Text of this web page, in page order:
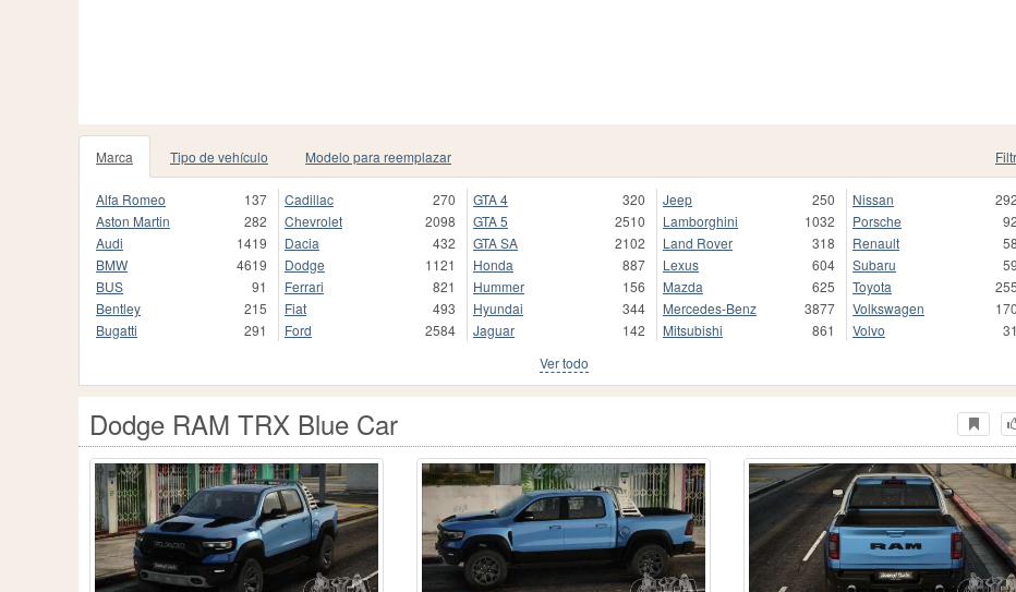
Marca Tipo de vehículo Modelo para reemplazar
Alfa Romeo
137
Aston Martin
282
Audi
1419
BMW
4619
BUS
91
Bentley
215
Bugatti
291
Cadillac
270
Chevrolet
2098
Dacia
432
Dodge
1121
Ferrari
821
Fiat
493
Ford
2584
GTA 4
320
GTA 5
2510
GTA SA
2102
Honda
887
Hummer
156
Hyundai
344
Jaguar
142
Jeep
250
Lamborghini
1032
Land Rover
318
Lexus
604
Mazda
625
Mercedes-Benz
3877
Mitsubishi
861
Nissan
Porsche
Renault
Subaru
Toyota
Volkswagen
Volvo
Ver todo
Dodge RAM TRX Blue Car